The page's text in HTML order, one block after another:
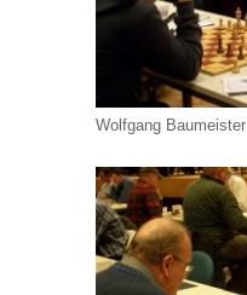
Wolfgang Baumeister